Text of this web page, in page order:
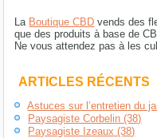
La Boutique CBD vends des
que des produits à base de
Ne vous attendez pas à les
ARTICLES RÉCENTS
Astuces sur l’entretien du
Paysagiste Corbelin (38)
Paysagiste Izeaux (38)